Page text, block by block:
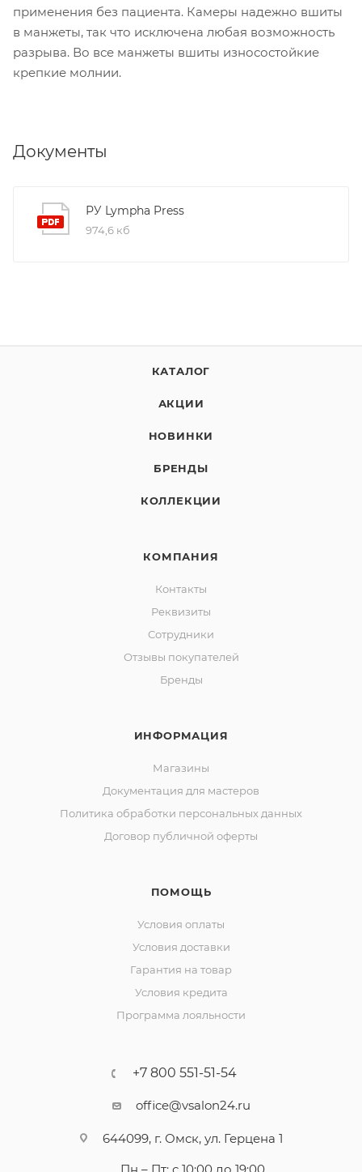
применения без пациента. Камеры надежно вшиты
в манжеты, так что исключена любая возможность
разрыва. Во все манжеты вшиты износостойкие
крепкие молнии.
Документы
РУ Lympha Press
974,6 кб
КАТАЛОГ
АКЦИИ
НОВИНКИ
БРЕНДЫ
КОЛЛЕКЦИИ
КОМПАНИЯ
Контакты
Реквизиты
Сотрудники
Отзывы покупателей
Бренды
ИНФОРМАЦИЯ
Магазины
Документация для мастеров
Политика обработки персональных данных
Договор публичной оферты
ПОМОЩЬ
Условия оплаты
Условия доставки
Гарантия на товар
Условия кредита
Программа лояльности
+7 800 551-51-54
office@vsalon24.ru
644099, г. Омск, ул. Герцена 1